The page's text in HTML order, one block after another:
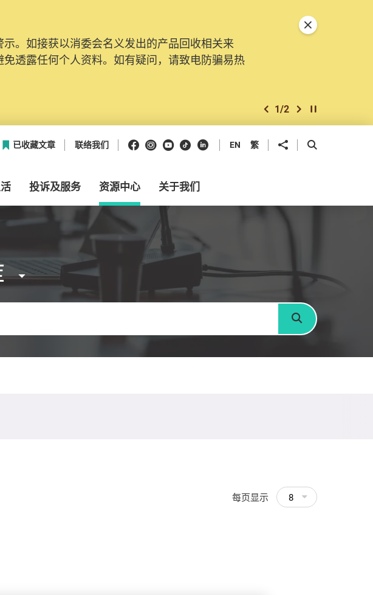
。如接获以消委会名义发出的产品回收相关来
透露任何个人资料。如有疑问，请致电防骗易热
行升级及推出新功能。由2025年11月10日起，
册帐户，才可提交投诉、查询及建议。所有提交
上一个
2/2 下一个开始/暂停幻灯
关闭特別通告
已收藏文章 联络我们 Facebook
Instagram
Youtube
抖音领英 EN 繁 分享到 开启搜寻框
投诉及服务 资源中心 关于我们
搜寻
每页显示 8